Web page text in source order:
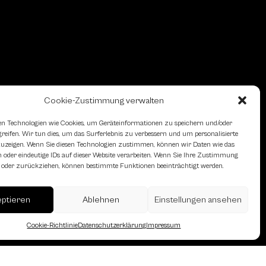
Cookie-Zustimmung verwalten
Technologien wie Cookies, um Geräteinformationen zu speichern und/oder
Wir tun dies, um das Surferlebnis zu verbessern und um personalisierte
Wenn Sie diesen Technologien zustimmen, können wir Daten wie das
oder eindeutige IDs auf dieser Website verarbeiten. Wenn Sie Ihre Zustimmung
zurückziehen, können bestimmte Funktionen beeinträchtigt werden.
Ablehnen Einstellungen ansehen
Cookie-RichtlinieDatenschutzerklärungImpressum
des Österreichischen